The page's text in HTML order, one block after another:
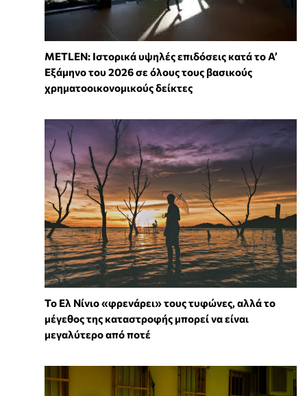
METLEN: Ιστορικά υψηλές επιδόσεις κατά το Α’
Εξάμηνο του 2026 σε όλους τους βασικούς
χρηματοοικονομικούς δείκτες
Το Ελ Νίνιο «φρενάρει» τους τυφώνες, αλλά το
μέγεθος της καταστροφής μπορεί να είναι
μεγαλύτερο από ποτέ